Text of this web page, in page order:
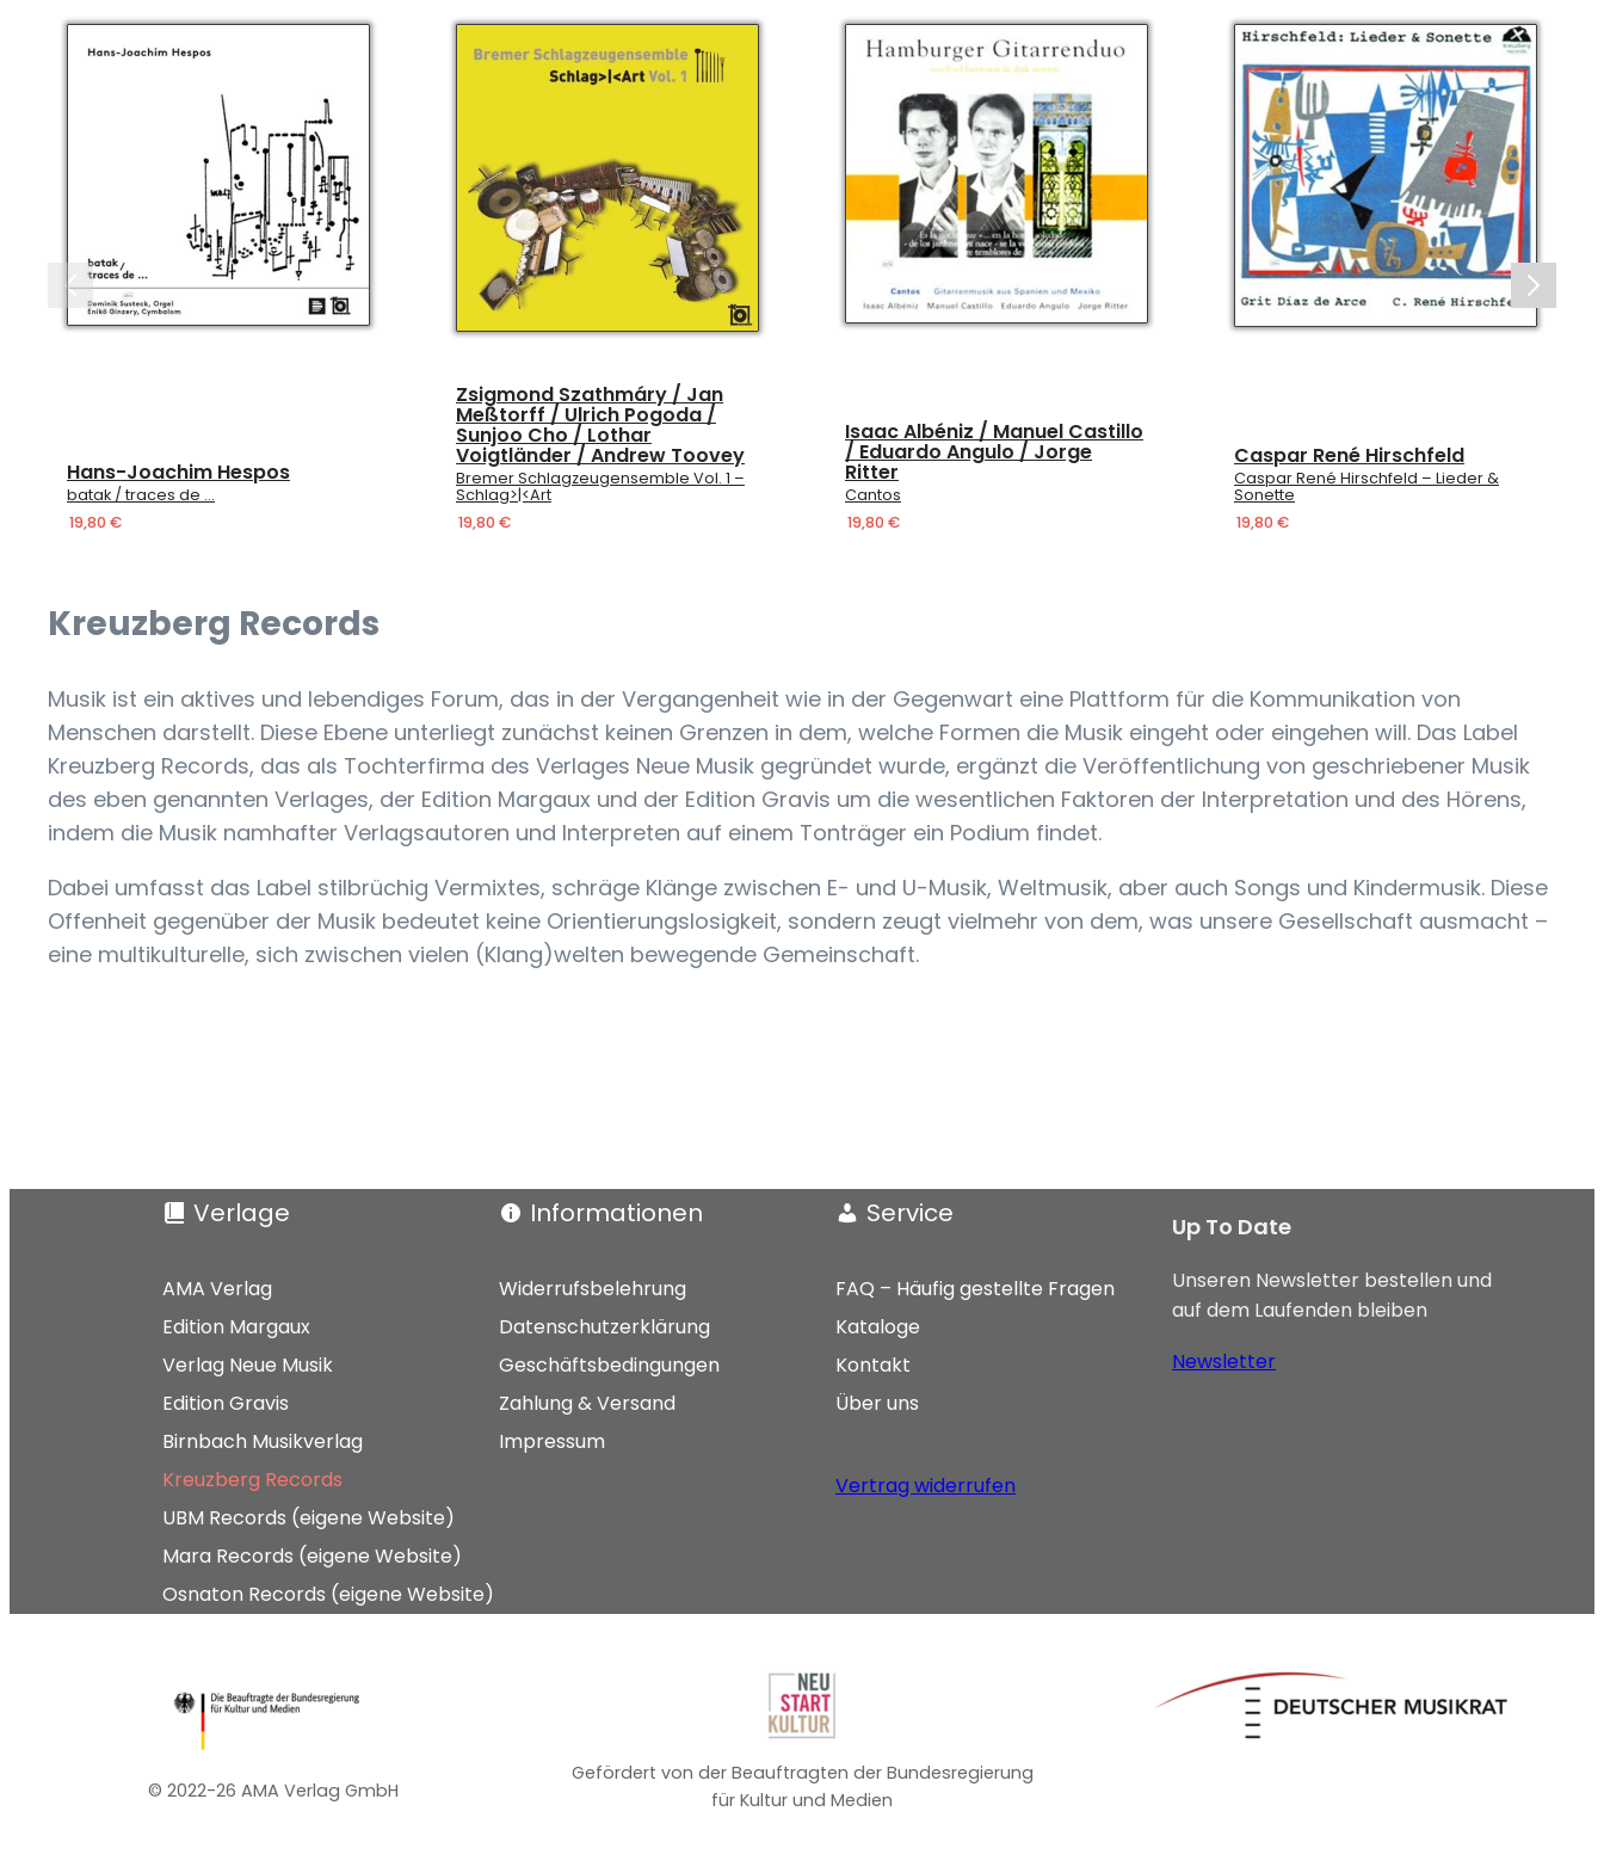
Hans-Joachim Hespos
batak / traces de …
19,80 €
Zsigmond Szathmáry / Jan
Meßtorff / Ulrich Pogoda /
Sunjoo Cho / Lothar
Voigtländer / Andrew Toovey
Bremer Schlagzeugensemble Vol. 1 –
Schlag>|<Art
19,80 €
Isaac Albéniz / Manuel Castillo
/ Eduardo Angulo / Jorge
Ritter
Cantos
19,80 €
Caspar René Hirschfeld
Caspar René Hirschfeld – Lieder &
Sonette
19,80 €
Kreuzberg Records
Musik ist ein aktives und lebendiges Forum, das in der Vergangenheit wie in der Gegenwart eine Plattform für die Kommunikation von
Menschen darstellt. Diese Ebene unterliegt zunächst keinen Grenzen in dem, welche Formen die Musik eingeht oder eingehen will. Das Label
Kreuzberg Records, das als Tochterfirma des Verlages Neue Musik gegründet wurde, ergänzt die Veröffentlichung von geschriebener Musik
des eben genannten Verlages, der Edition Margaux und der Edition Gravis um die wesentlichen Faktoren der Interpretation und des Hörens,
indem die Musik namhafter Verlagsautoren und Interpreten auf einem Tonträger ein Podium findet.
Dabei umfasst das Label stilbrüchig Vermixtes, schräge Klänge zwischen E- und U-Musik, Weltmusik, aber auch Songs und Kindermusik. Diese
Offenheit gegenüber der Musik bedeutet keine Orientierungslosigkeit, sondern zeugt vielmehr von dem, was unsere Gesellschaft ausmacht –
eine multikulturelle, sich zwischen vielen (Klang)welten bewegende Gemeinschaft.
Verlage
AMA Verlag
Edition Margaux
Verlag Neue Musik
Edition Gravis
Birnbach Musikverlag
Kreuzberg Records
UBM Records (eigene Website)
Mara Records (eigene Website)
Osnaton Records (eigene Website)
Informationen
Widerrufsbelehrung
Datenschutzerklärung
Geschäftsbedingungen
Zahlung & Versand
Impressum
Service
FAQ – Häufig gestellte Fragen
Kataloge
Kontakt
Über uns
Vertrag widerrufen
Up To Date
Unseren Newsletter bestellen und
auf dem Laufenden bleiben
Newsletter
© 2022-26 AMA Verlag GmbH​
Gefördert von der Beauftragten der Bundesregierung
für Kultur und Medien